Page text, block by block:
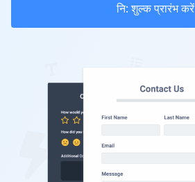
नि: शुल्क प्रारंभ करें